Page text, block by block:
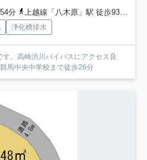
分
上越線「八木原」駅 徒歩93分
浄化槽排水
。高崎渋川バイバスにアクセス良
馬中央中学校まで徒歩26分